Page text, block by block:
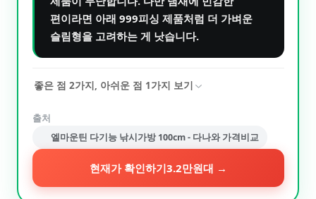
편이라면 아래 999피싱 제품처럼 더 가벼운
슬림형을 고려하는 게 낫습니다.
좋은 점 2가지, 아쉬운 점 1가지 보기
출처
엘마운틴 다기능 낚시가방 100cm - 다나와 가격비교
현재가 확인하기3.2만원대 →